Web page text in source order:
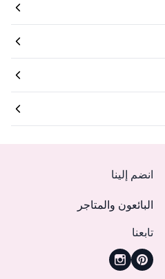
انضم إلينا
البائعون والمتاجر
تابعنا